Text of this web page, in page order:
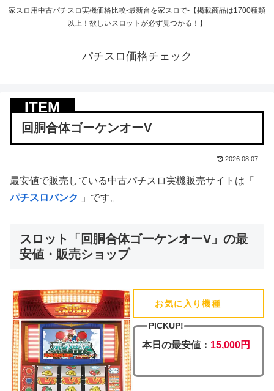
家スロ用中古パチスロ実機価格比較-最新台を家スロで-【掲載商品は1700種類
以上！欲しいスロットが必ず見つかる！】
パチスロ価格チェック
回胴合体ゴーケンオーV
2026.08.07
最安値で販売している中古パチスロ実機販売サイトは「
パチスロバンク
」です。
スロット「回胴合体ゴーケンオーV」の最
安値・販売ショップ
お気に入り機種
PICKUP!
本日の最安値： 15,000円